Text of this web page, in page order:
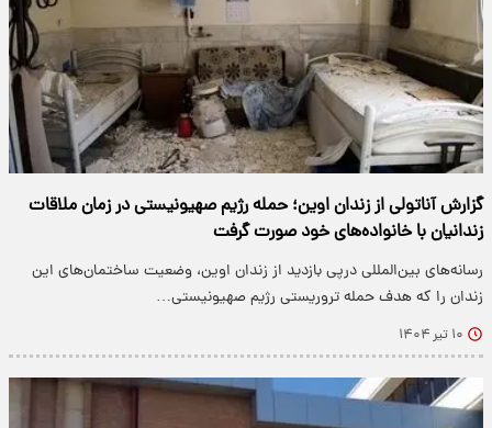
گزارش آناتولی از زندان اوین؛ حمله رژیم صهیونیستی در زمان ملاقات
زندانیان با خانواده‌های خود صورت گرفت
رسانه‌های بین‌المللی درپی بازدید از زندان اوین، وضعیت ساختمان‌های این
زندان را که هدف حمله تروریستی رژیم صهیونیستی…
۱۰ تیر ۱۴۰۴